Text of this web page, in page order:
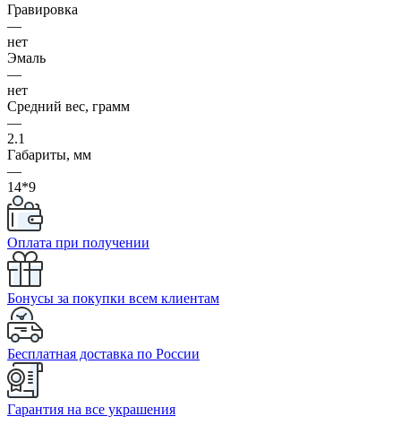
Гравировка
—
нет
Эмаль
—
нет
Средний вес, грамм
—
2.1
Габариты, мм
—
14*9
Оплата при получении
Бонусы за покупки всем клиентам
Бесплатная доставка по России
Гарантия на все украшения